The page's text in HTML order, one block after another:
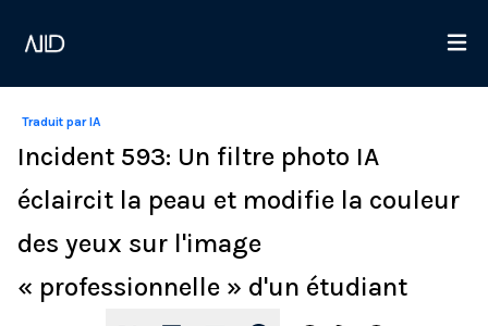
Traduit par IA
Incident 593: Un filtre photo IA
éclaircit la peau et modifie la couleur
des yeux sur l'image
« professionnelle » d'un étudiant